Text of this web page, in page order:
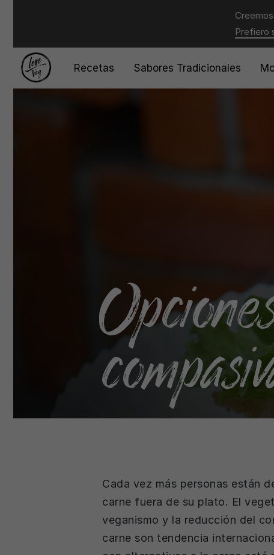
Prefiero
Recetas Sabores Tradicionales
Cada vez más personas están
carne fuera de su plato. El
veganismo y la reducción del
carne son tendencia